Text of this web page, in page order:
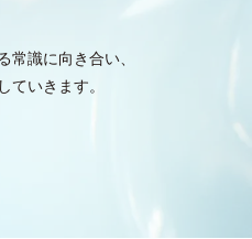
識に向き合い、
ていきます。